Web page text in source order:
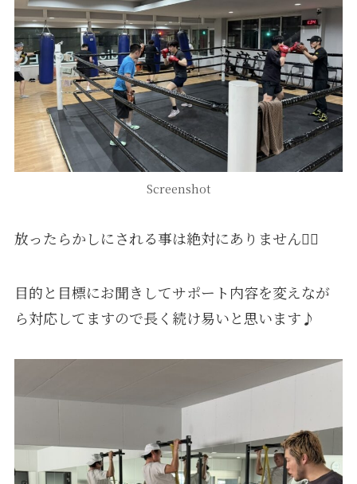
Screenshot
放ったらかしにされる事は絶対にありません🙆‍♂️
目的と目標にお聞きしてサポート内容を変えなが
ら対応してますので長く続け易いと思います♪